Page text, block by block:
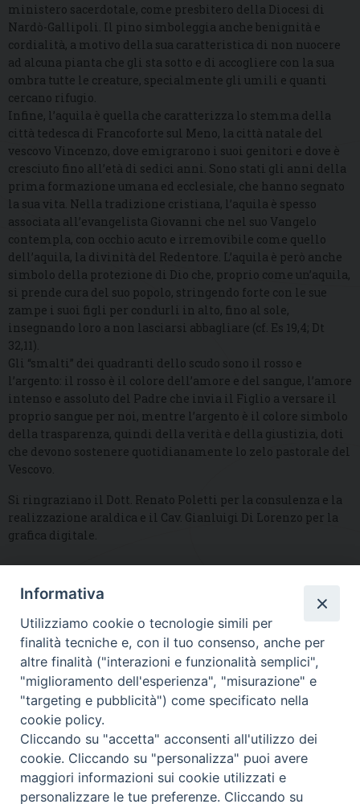
ministero sacerdotale, come presbitero della Diocesi di
Nardò-Gallipoli. Il pino simboleggia anche benignità e
cordialità, a motivo della sua caratteristica di non nuocere
ad alcuna pianta che gli sta sotto e di accogliere con la sua
ombra tutte le creature, specialmente gli umili e quanti
cercano rifugio.
Infine, l’aquila è quella che caratterizza lo stemma della
città tedesca di Francoforte sul Meno, la città natale del
vescovo Vincenzo, dove emigrarono i suoi genitori e dove è
cresciuto fino all’età di sedici anni. Sono stati gli anni della
prima formazione umana ed ecclesiale, che hanno segnato
la sua vita. Nella tradizione cristiana, l’aquila è spesso
associata all’evangelista Giovanni che nel suo Vangelo
contempla, con occhio acuto e irremovibile come quello
dell’aquila, la divinità del Redentore. L’aquila è però anche
simbolo della protezione di Dio che, proprio come un’aquila,
si prende cura del suo popolo, stringendo forte con le sue
zampe i suoi figli per condurli in alto, fino al sole,
insegnando loro a non lasciarsi abbagliare (cf. Es 19,4; Dt
32,11).
Gli “smalti” dei quadranti dello scudo sono il rosso e
l’argento: il rosso è il colore dell’amore e del sangue, l’amore
intenso e assoluto del Padre che invia il Figlio a versare il
proprio sangue per noi, mentre l’argento è il colore simbolo
della trasparenza, quindi della verità e della giustizia, doti
che devono sostenere quotidianamente lo zelo pastorale del
Vescovo.
Si ringraziano il Dott. Renato Poletti per la consulenza e la
realizzazione araldica e il Cav. Gianluigi Di Lorenzo per la
grafica digitale.
DIOCESI SUBURBICARIA DI ALBANO
Contatti:Tel.: 06.93268401 - Fax.: 06.9323844
E-mail:curia@diocesidialbano.it
Orari: dal Lunedì al Venerdì Ore: 9:00 - 13:00
Lunedì, Mercoledì e Venerdì, Ore 9:30 - 12:30
Informativa
Utilizziamo cookie o tecnologie simili per
finalità tecniche e, con il tuo consenso, anche per
altre finalità ("interazioni e funzionalità semplici",
"miglioramento dell'esperienza", "misurazione" e
"targeting e pubblicità") come specificato nella
cookie policy.
Cliccando su "accetta" acconsenti all'utilizzo dei
cookie. Cliccando su "personalizza" puoi avere
maggiori informazioni sui cookie utilizzati e
personalizzare le tue preferenze. Cliccando su